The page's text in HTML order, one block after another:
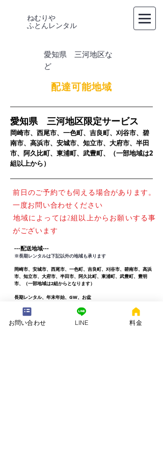
ねむりや
​ふとんレンタル
愛知県 三河地区な
ど
配達可能地域
愛知県 三河地区限定サービス
岡崎市、西尾市、一色町、吉良町、刈谷市、碧
南市、高浜市、安城市、知立市、大府市​、半田
市、阿久比町、 東浦町、 武豊町、
（一部地域は2
組以上から）
前日のご予約でも伺える場合があります。
一度お問い合わせください
​地域によっては2組以上からお願いする事
がございます
---配送地域---​
※長期レンタルは下記以外の地域も承ります
岡崎市、安城市、西尾市、一色町、吉良町、刈谷市、碧南市、高浜
市、知立市、大府市​、半田市、阿久比町、東浦町、武豊町、豊明
市、（一部地域は2組からとなります）
長期レンタル、年末年始、GW、お盆
会社名. ：株式会社 ねむりや
お問い合わせ LINE 料金